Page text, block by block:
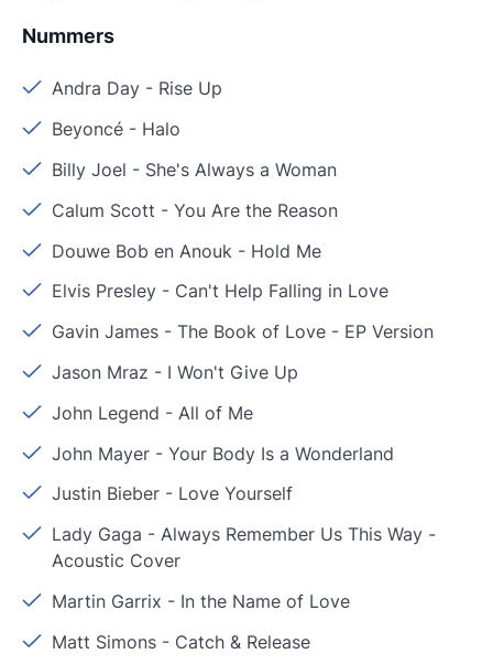
Nummers
Andra Day - Rise Up
Beyoncé - Halo
Billy Joel - She's Always a Woman
Calum Scott -You Are the Reason
Douwe Bob en Anouk - Hold Me
Elvis Presley - Can't Help Falling in Love
Gavin James -The Book of Love - EP Version
Jason Mraz - I Won't Give Up
John Legend - All of Me
John Mayer -Your Body Is a Wonderland
Justin Bieber - Love Yourself
Lady Gaga -Always Remember Us This Way -
Acoustic Cover
Martin Garrix - In the Name of Love
Matt Simons - Catch & Release